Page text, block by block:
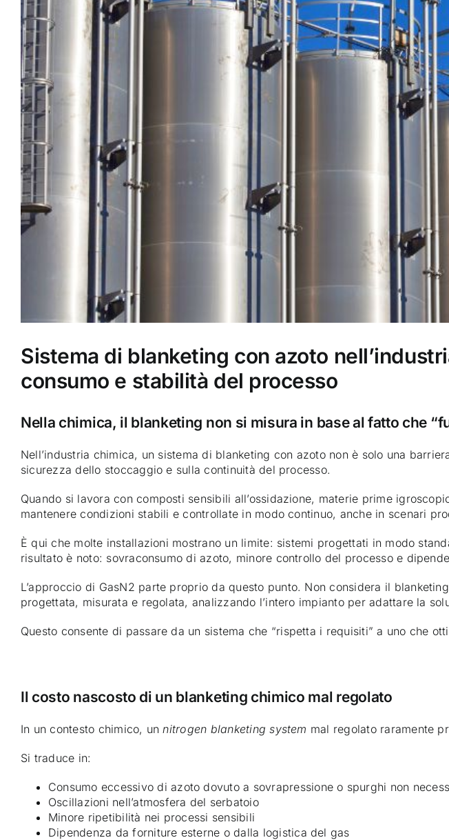
Sistema di blanketing con azoto
consumo e stabilità del processo
Nella chimica, il blanketing non si misura in base al fatto che
Nell’industria chimica, un sistema di blanketing con azoto non è solo una
sicurezza dello stoccaggio e sulla continuità del processo.
Quando si lavora con composti sensibili all’ossidazione, materie prime
mantenere condizioni stabili e controllate in modo continuo, anche in scenari
È qui che molte installazioni mostrano un limite: sistemi progettati in modo
risultato è noto: sovraconsumo di azoto, minore controllo del processo e
L’approccio di GasN2 parte proprio da questo punto. Non considera il
progettata, misurata e regolata, analizzando l’intero impianto per adattare la
Questo consente di passare da un sistema che “rispetta i requisiti” a uno che
Il costo nascosto di un blanketing chimico mal regolato
In un contesto chimico, unnitrogen blanketing system mal regolato raramente
Si traduce in:
Consumo eccessivo di azoto dovuto a sovrapressione o spurghi non
Oscillazioni nell’atmosfera del serbatoio
Minore ripetibilità nei processi sensibili
Dipendenza da forniture esterne o dalla logistica del gas